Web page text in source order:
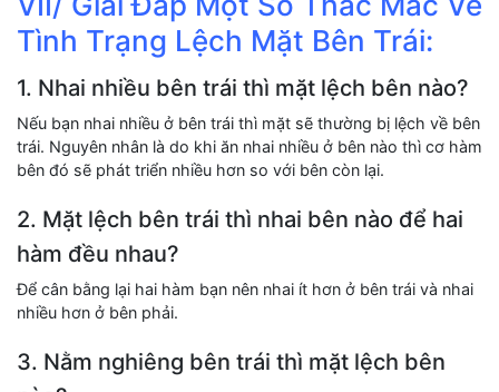
Tình Trạng Lệch Mặt Bên Trái:
1. Nhai nhiều bên trái thì mặt lệch bên nào?
Nếu bạn nhai nhiều ở bên trái thì mặt sẽ thường bị lệch về bên
trái. Nguyên nhân là do khi ăn nhai nhiều ở bên nào thì cơ hàm
bên đó sẽ phát triển nhiều hơn so với bên còn lại.
2. Mặt lệch bên trái thì nhai bên nào để hai
hàm đều nhau?
Để cân bằng lại hai hàm bạn nên nhai ít hơn ở bên trái và nhai
nhiều hơn ở bên phải.
3. Nằm nghiêng bên trái thì mặt lệch bên